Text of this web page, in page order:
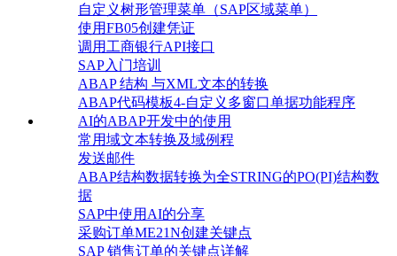
自定义树形管理菜单（SAP区域菜单）
使用FB05创建凭证
调用工商银行API接口
SAP入门培训
ABAP 结构 与XML文本的转换
ABAP代码模板4-自定义多窗口单据功能程序
AI的ABAP开发中的使用
常用域文本转换及域例程
发送邮件
ABAP结构数据转换为全STRING的PO(PI)结构数
据
SAP中使用AI的分享
采购订单ME21N创建关键点
SAP 销售订单的关键点详解